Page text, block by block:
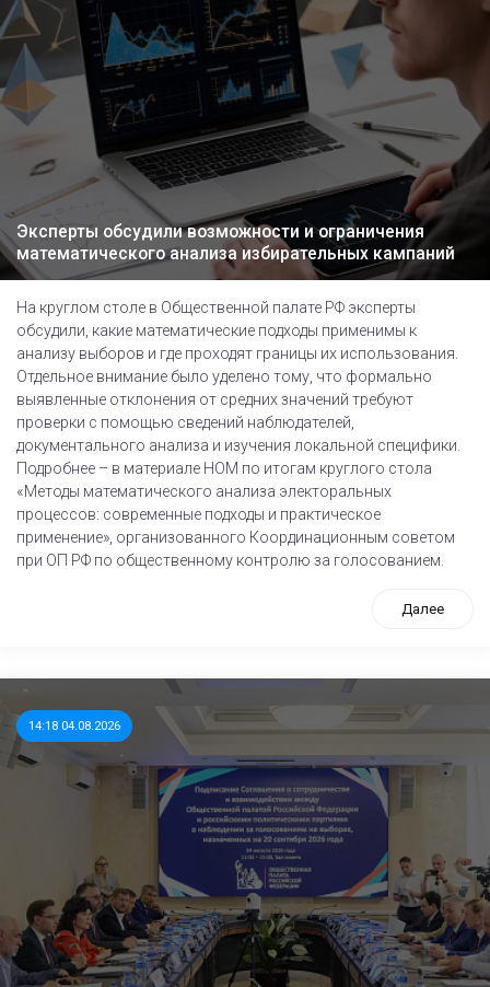
Эксперты обсудили возможности и ограничения
математического анализа избирательных кампаний
На круглом столе в Общественной палате РФ эксперты
обсудили, какие математические подходы применимы к
анализу выборов и где проходят границы их использования.
Отдельное внимание было уделено тому, что формально
выявленные отклонения от средних значений требуют
проверки с помощью сведений наблюдателей,
документального анализа и изучения локальной специфики.
Подробнее – в материале НОМ по итогам круглого стола
«Методы математического анализа электоральных
процессов: современные подходы и практическое
применение», организованного Координационным советом
при ОП РФ по общественному контролю за голосованием.
Далее
14:18 04.08.2026